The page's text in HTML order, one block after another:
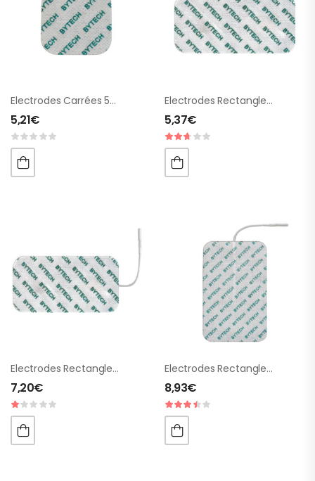
Electrodes Carrées 50x50mm 1 Fiche
5,21€
Electrodes Rectangles 50x100mm 2 Fiches
5,37€
Electrodes Rectangles 50x89mm 1 Fiche
7,20€
Electrodes Rectangles 80x130mm 1 Fiche
8,93€